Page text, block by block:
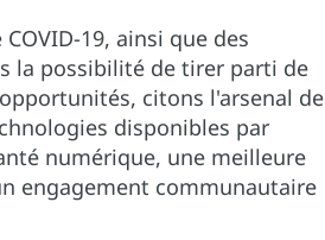
19, ainsi que des
la possibilité de tirer parti de
citons l'arsenal de
disponibles par
numérique, une meilleure
engagement communautaire